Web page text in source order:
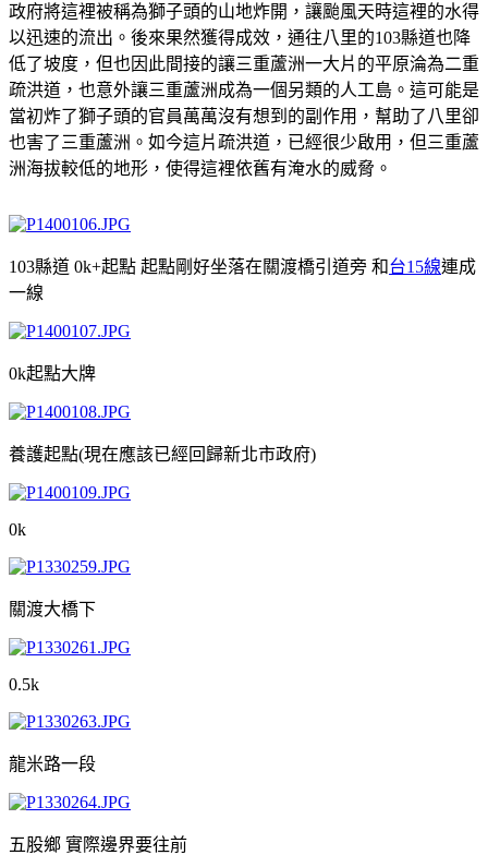
政府將這裡被稱為獅子頭的山地炸開，讓颱風天時這裡的水得
以迅速的流出。後來果然獲得成效，通往八里的103縣道也降
低了坡度，但也因此間接的讓三重蘆洲一大片的平原淪為二重
疏洪道，也意外讓三重蘆洲成為一個另類的人工島。這可能是
當初炸了獅子頭的官員萬萬沒有想到的副作用，幫助了八里卻
也害了三重蘆洲。如今這片疏洪道，已經很少啟用，但三重蘆
洲海拔較低的地形，使得這裡依舊有淹水的威脅。
103縣道 0k+起點 起點剛好坐落在關渡橋引道旁 和台15線連成
一線
0k起點大牌
養護起點(現在應該已經回歸新北市政府)
0k
關渡大橋下
0.5k
龍米路一段
五股鄉 實際邊界要往前